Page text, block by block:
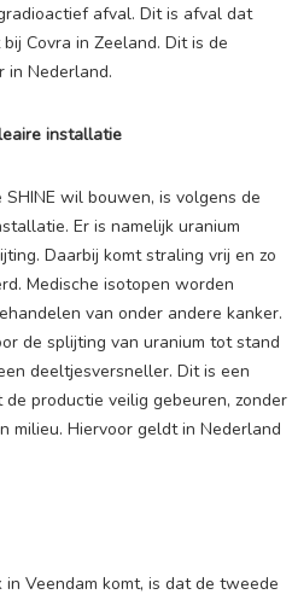
afval. Dit is afval dat
Covra in Zeeland. Dit is de
in Nederland.
installatie
wil bouwen, is volgens de
Er is namelijk uranium
Daarbij komt straling vrij en zo
Medische isotopen worden
van onder andere kanker.
de splijting van uranium tot stand
deeltjesversneller. Dit is een
productie veilig gebeuren, zonder
milieu. Hiervoor geldt in Nederland
Veendam komt, is dat de tweede